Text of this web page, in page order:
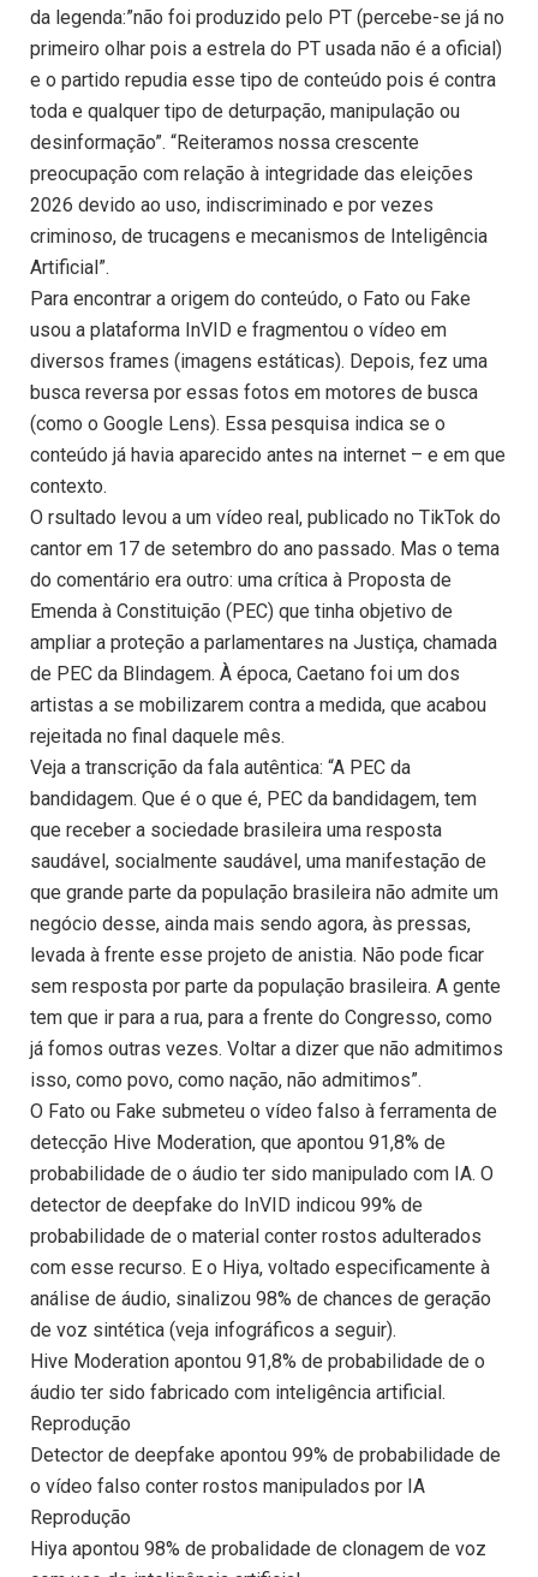
da legenda:”não foi produzido pelo PT (percebe-se já no
primeiro olhar pois a estrela do PT usada não é a oficial)
e o partido repudia esse tipo de conteúdo pois é contra
toda e qualquer tipo de deturpação, manipulação ou
desinformação”. “Reiteramos nossa crescente
preocupação com relação à integridade das eleições
2026 devido ao uso, indiscriminado e por vezes
criminoso, de trucagens e mecanismos de Inteligência
Artificial”.
Para encontrar a origem do conteúdo, o Fato ou Fake
usou a plataforma InVID e fragmentou o vídeo em
diversos frames (imagens estáticas). Depois, fez uma
busca reversa por essas fotos em motores de busca
(como o Google Lens). Essa pesquisa indica se o
conteúdo já havia aparecido antes na internet – e em que
contexto.
O rsultado levou a um vídeo real, publicado no TikTok do
cantor em 17 de setembro do ano passado. Mas o tema
do comentário era outro: uma crítica à Proposta de
Emenda à Constituição (PEC) que tinha objetivo de
ampliar a proteção a parlamentares na Justiça, chamada
de PEC da Blindagem. À época, Caetano foi um dos
artistas a se mobilizarem contra a medida, que acabou
rejeitada no final daquele mês.
Veja a transcrição da fala autêntica: “A PEC da
bandidagem. Que é o que é, PEC da bandidagem, tem
que receber a sociedade brasileira uma resposta
saudável, socialmente saudável, uma manifestação de
que grande parte da população brasileira não admite um
negócio desse, ainda mais sendo agora, às pressas,
levada à frente esse projeto de anistia. Não pode ficar
sem resposta por parte da população brasileira. A gente
tem que ir para a rua, para a frente do Congresso, como
já fomos outras vezes. Voltar a dizer que não admitimos
isso, como povo, como nação, não admitimos”.
O Fato ou Fake submeteu o vídeo falso à ferramenta de
detecção Hive Moderation, que apontou 91,8% de
probabilidade de o áudio ter sido manipulado com IA. O
detector de deepfake do InVID indicou 99% de
probabilidade de o material conter rostos adulterados
com esse recurso. E o Hiya, voltado especificamente à
análise de áudio, sinalizou 98% de chances de geração
de voz sintética (veja infográficos a seguir).
Hive Moderation apontou 91,8% de probabilidade de o
áudio ter sido fabricado com inteligência artificial.
Reprodução
Detector de deepfake apontou 99% de probabilidade de
o vídeo falso conter rostos manipulados por IA
Reprodução
Hiya apontou 98% de probalidade de clonagem de voz